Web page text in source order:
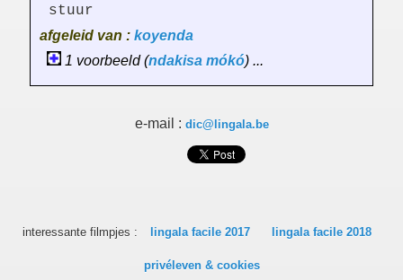
stuur
afgeleid van : koyenda
1 voorbeeld (ndakisa mókó) ...
e-mail : dic@lingala.be
interessante filmpjes : lingala facile 2017 lingala facile 2018
privéleven & cookies